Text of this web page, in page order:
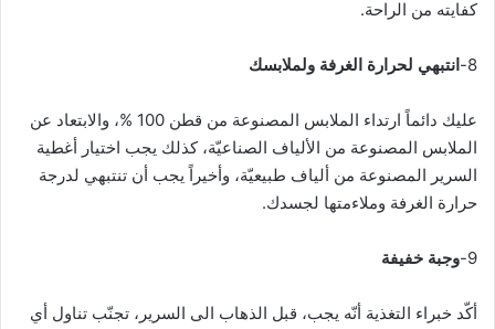
كفايته من الراحة.
8- انتبهي لحرارة الغرفة ولملابسك
عليك دائماً ارتداء الملابس المصنوعة من قطن 100 %، والابتعاد عن
الملابس المصنوعة من الألياف الصناعيّة، كذلك يجب اختيار أغطية
السرير المصنوعة من ألياف طبيعيّة، وأخيراً يجب أن تنتبهي لدرجة
حرارة الغرفة وملاءمتها لجسدك.
9- وجبة خفيفة
أكّد خبراء التغذية أنّه يجب، قبل الذهاب الى السرير، تجنّب تناول أي